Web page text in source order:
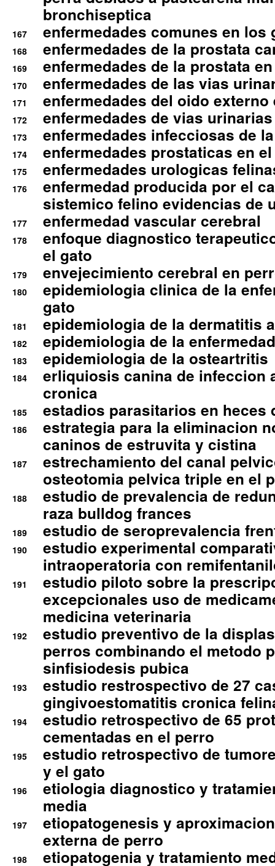
bronchiseptica
167 enfermedades comunes en los
168 enfermedades de la prostata
169 enfermedades de la prostata
170 enfermedades de las vias
171 enfermedades del oido
172 enfermedades de vias
173 enfermedades infecciosas de
174 enfermedades prostaticas en
175 enfermedades urologicas
176
enfermedad producida por el
sistemico felino evidencias de
177 enfermedad vascular cerebral
178
enfoque diagnostico
el gato
179 envejecimiento cerebral en
180
epidemiologia clinica de la
gato
181 epidemiologia de la dermatitis
182 epidemiologia de la
183 epidemiologia de la osteartritis
184
erliquiosis canina de infeccion
cronica
185 estadios parasitarios en heces
186
estrategia para la eliminacion
caninos de estruvita y cistina
187
estrechamiento del canal
osteotomia pelvica triple en el
188
estudio de prevalencia de
raza bulldog frances
189 estudio de seroprevalencia
190
estudio experimental
intraoperatoria con
191
estudio piloto sobre la
excepcionales uso de
medicina veterinaria
192
estudio preventivo de la
perros combinando el metodo
sinfisiodesis pubica
193
estudio restrospectivo de 27
gingivoestomatitis cronica
194
estudio retrospectivo de 65
cementadas en el perro
195
estudio retrospectivo de
y el gato
196
etiologia diagnostico y
media
197
etiopatogenesis y
externa de perro
198
etiopatogenia y tratamiento